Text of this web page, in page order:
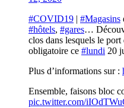
#COVID19 | #Magasins
#hôtels, #gares…
clos dans lesquels le port
obligatoire ce #lundi 20
Plus d’informations sur :
Ensemble, faisons bloc
pic.twitter.com/